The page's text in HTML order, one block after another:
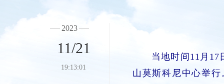
2023
11/21
19:13:01
当地时间11月17
山莫斯科尼中心举